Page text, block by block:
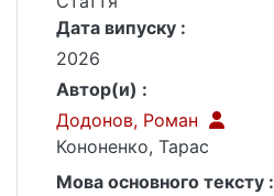
Дата випуску :
2026
Автор(и) :
Додонов, Роман
Кононенко, Тарас
Мова основного тексту :